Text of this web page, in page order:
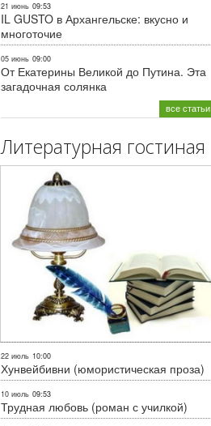
21 июнь 09:53
IL GUSTO в Архангельске: вкусно и
многоточие
05 июнь 09:00
От Екатерины Великой до Путина. Эта
загадочная солянка
все статьи
Литературная гостиная
22 июль 10:00
Хунвейбивни (юмористическая проза)
10 июль 09:53
Трудная любовь (роман с училкой)